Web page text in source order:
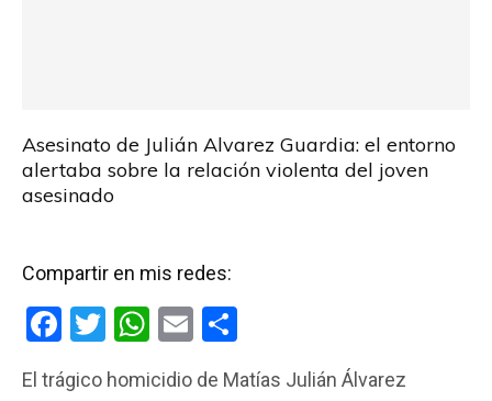
Asesinato de Julián Alvarez Guardia: el entorno
alertaba sobre la relación violenta del joven
asesinado
Compartir en mis redes:
F
T
W E
El trágico homicidio de Matías Julián Álvarez